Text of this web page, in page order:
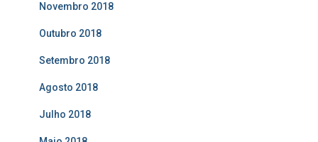
Novembro 2018
Outubro 2018
Setembro 2018
Agosto 2018
Julho 2018